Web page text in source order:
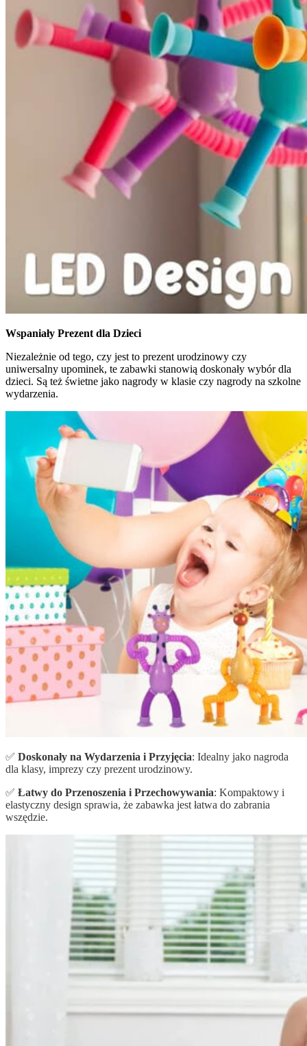
Wspaniały Prezent dla Dzieci
Niezależnie od tego, czy jest to prezent urodzinowy czy
uniwersalny upominek, te zabawki stanowią doskonały wybór dla
dzieci. Są też świetne jako nagrody w klasie czy nagrody na szkolne
wydarzenia.
✅ Doskonały na Wydarzenia i Przyjęcia: Idealny jako nagroda
dla klasy, imprezy czy prezent urodzinowy.
✅ Łatwy do Przenoszenia i Przechowywania: Kompaktowy i
elastyczny design sprawia, że zabawka jest łatwa do zabrania
wszędzie.